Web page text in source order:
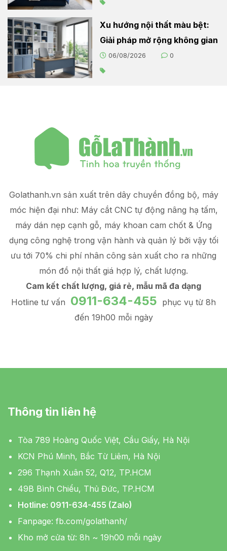
Xu hướng nội thất màu bệt:
Giải pháp mở rộng không gian
06/08/2026 0
Golathanh.vn sản xuất trên dây chuyền đồng bộ, máy
móc hiện đại như: Máy cắt CNC tự động nâng hạ tấm,
máy dán nẹp cạnh gỗ, máy khoan cam chốt & Ứng
dụng công nghệ trong vận hành và quản lý bởi vậy tối
ưu tới 70% chi phí nhân công sản xuất cho ra những
món đồ nội thất giá hợp lý, chất lượng.
Cam kết chất lượng, giá rẻ, mẫu mã đa dạng
Hotline tư vấn 0911-634-455 phục vụ từ 8h
đến 19h00 mỗi ngày
Thông tin liên hệ
Tòa 789 Hoàng Quốc Việt, Cầu Giấy, Hà Nội
KCN Phú Minh, Bắc Từ Liêm, Hà Nội
296 Thạnh Xuân 52, Q12, TP.HCM
49B Bình Chiểu, Thủ Đức, TP.HCM
Hotline: 0911-634-455 (Zalo)
Fanpage: fb.com/golathanh/
Kho mở cửa từ: 8h ~ 19h00 mỗi ngày